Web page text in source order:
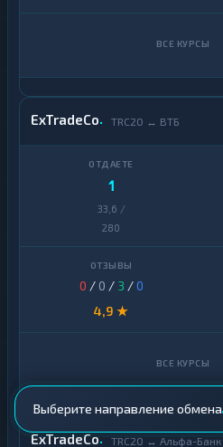
ExTradeCo TRC20 ↔ ВТБ
1
33,6 /
280
0 / 0 / 3 /0
4,9 ★
ExTradeCo TRC20 ↔ Альфа-Банк
Выберите направление обмена